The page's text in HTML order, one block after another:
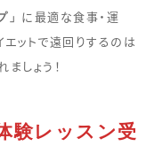
」 に最適な食事・運
エットで遠回りするのは
しょう！
験レッスン受